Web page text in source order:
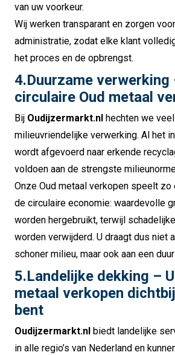
van uw voorkeur.
Wij werken transparant en zorgen
administratie, zodat elke klant
het proces en de opbrengst.
4.Duurzame verwerking
circulaire Oud metaal
Bij Oudijzermarkt.nl hechten we
milieuvriendelijke verwerking. Al het
wordt afgevoerd naar erkende
voldoen aan de strengste
Onze Oud metaal verkopen speelt zo
de circulaire economie: waardevolle
worden hergebruikt, terwijl
worden verwijderd. U draagt dus niet
schoner milieu, maar ook aan een
5.Landelijke dekking –
metaal verkopen
bent
Oudijzermarkt.nl biedt landelijke
in alle regio’s van Nederland en